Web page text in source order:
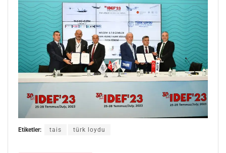
Etiketler: tais türk loydu